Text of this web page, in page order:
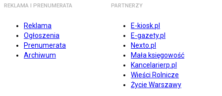
REKLAMA I PRENUMERATA
Reklama
Ogłoszenia
Prenumerata
Archiwum
PARTNERZY
E-kiosk.pl
E-gazety.pl
Nexto.pl
Mała księgowość
Kancelarierp.pl
Wieści Rolnicze
Życie Warszawy